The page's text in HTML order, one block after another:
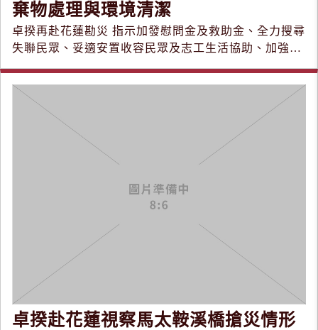
棄物處理與環境清潔
卓揆再赴花蓮勘災 指示加發慰問金及救助金、全力搜尋
失聯民眾、妥適安置收容民眾及志工生活協助、加強廢
棄物處理與環境清潔
卓揆赴花蓮視察馬太鞍溪橋搶災情形